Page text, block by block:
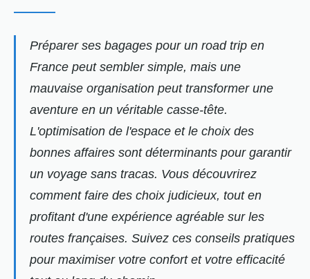
Préparer ses bagages pour un road trip en
France peut sembler simple, mais une
mauvaise organisation peut transformer une
aventure en un véritable casse-tête.
L'optimisation de l'espace et le choix des
bonnes affaires sont déterminants pour garantir
un voyage sans tracas. Vous découvrirez
comment faire des choix judicieux, tout en
profitant d'une expérience agréable sur les
routes françaises. Suivez ces conseils pratiques
pour maximiser votre confort et votre efficacité